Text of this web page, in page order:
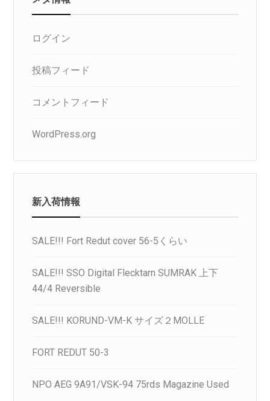
ログイン
投稿フィード
コメントフィード
WordPress.org
新入荷情報
SALE!!! Fort Redut cover 56-5くらい
SALE!!! SSO Digital Flecktarn SUMRAK 上下
44/4 Reversible
SALE!!! KORUND-VM-K サイズ２MOLLE
FORT REDUT 50-3
NPO AEG 9A91/VSK-94 75rds Magazine Used